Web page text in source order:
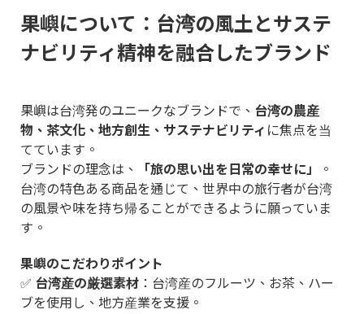
果嶼について：台湾の風土とサステ
ナビリティ精神を融合したブランド
果嶼は台湾発のユニークなブランドで、 台湾の農産
物、茶文化、地方創生、サステナビリティ に焦点を当
てています。
ブランドの理念は、
「旅の思い出を日常の幸せに」
。
台湾の特色ある商品を通じて、世界中の旅行者が台湾
の風景や味を持ち帰ることができるように願っていま
す。
果嶼のこだわりポイント
✅ 台湾産の厳選素材 ：台湾産のフルーツ、お茶、ハー
ブを使用し、地方産業を支援。